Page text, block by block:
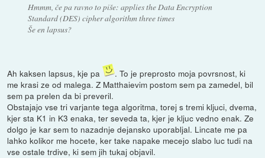
Hmmm, če pa ravno to piše: applies the Data Encryption
Standard (DES) cipher algorithm three times
Še en lapsus?
Ah kaksen lapsus, kje pa
. To je preprosto moja povrsnost, ki
me krasi ze od malega. Z Matthaievim postom sem pa zamedel, bil
sem pa prelen da bi preveril.
Obstajajo vse tri varjante tega algoritma, torej s tremi kljuci, dvema,
kjer sta K1 in K3 enaka, ter seveda ta, kjer je kljuc vedno enak. Ze
dolgo je kar sem to nazadnje dejansko uporabljal. Lincate me pa
lahko kolikor me hocete, ker take napake mecejo slabo luc tudi na
vse ostale trdive, ki sem jih tukaj objavil.